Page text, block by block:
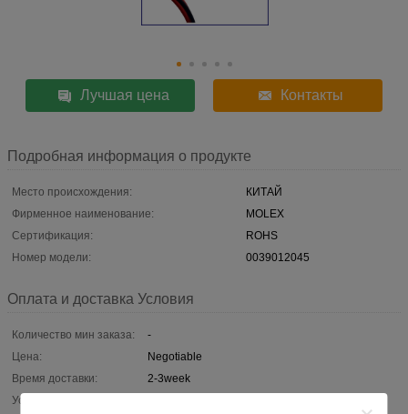
Лучшая цена Контакты
Подробная информация о продукте
Место происхождения:
КИТАЙ
Фирменное наименование:
MOLEX
Сертификация:
ROHS
Номер модели:
0039012045
Оплата и доставка Условия
Количество мин заказа:
-
Цена:
Negotiable
Время доставки:
2-3week
Условия оплаты: